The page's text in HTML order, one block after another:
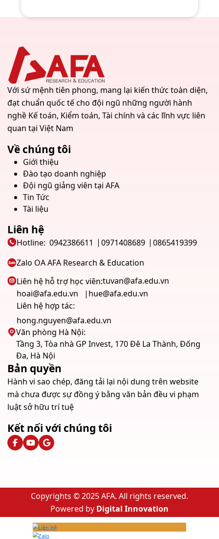
Với sứ mệnh tiên phong, mang lại kiến thức toàn diện,
đạt chuẩn quốc tế cho đội ngũ những người hành
nghề Kế toán, Kiểm toán, Tài chính và các lĩnh vực liên
quan tại Việt Nam
Về chúng tôi
Giới thiệu
Đào tạo doanh nghiệp
Đội ngũ giảng viên tại AFA
Tin Tức
Tài liệu
Liên hệ
Hotline: 0942386611 0971408689
0865419399
Zalo OA AFA Research & Education
Liên hệ hỗ trợ học viên:tuvan@afa.edu.vn
hoai@afa.edu.vn
hue@afa.edu.vn
Liên hệ hợp tác:
hong.nguyen@afa.edu.vn
Văn phòng Hà Nội:
Tầng 3, Tòa nhà GP Invest, 170 Đê La Thành, Đống
Đa, Hà Nội
Bản quyền
Hành vi sao chép, đăng tải lại nội dung trên website
mà chưa được sự đồng ý bằng văn bản đều vi phạm
luật sở hữu trí tuệ
Kết nối với chúng tôi
Copyrights © 2025 AFA. All rights reserved.
Powered by Digital Innovation